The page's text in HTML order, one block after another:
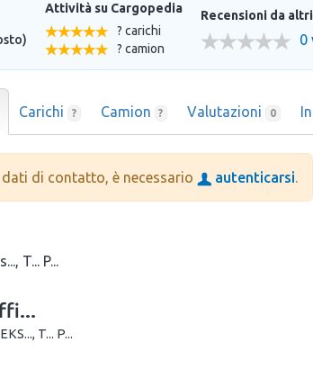
Attività su Cargopedia
? carichi
? camion
Recensioni da
0
Carichi ? Camion ? Valutazioni 0
dati di contatto, è necessario autenticarsi.
T... P...
T... P...